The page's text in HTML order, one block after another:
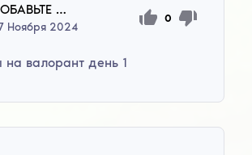
ДОБАВЬТЕ СКИНЧЕНЖЕР
Ноября 2024
0
валорант день 1